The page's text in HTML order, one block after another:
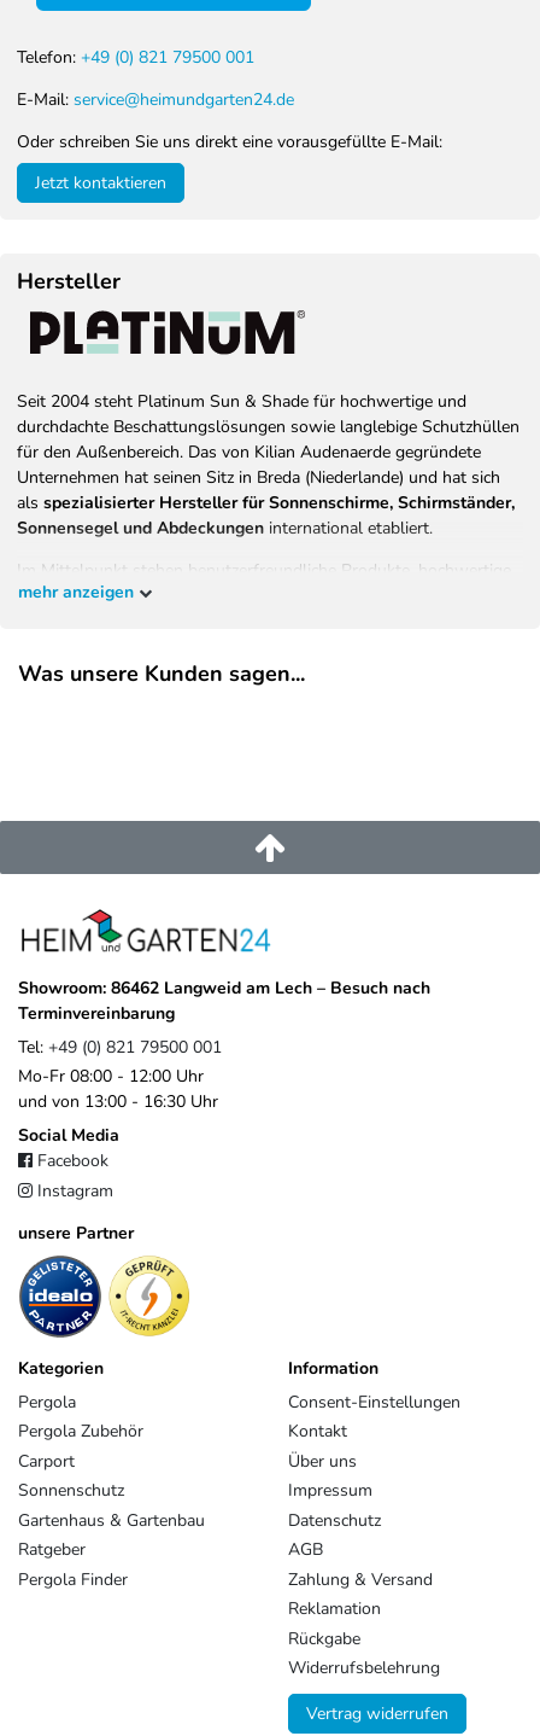
Telefon: +49 (0) 821 79500 001
E-Mail: service@heimundgarten24.de
Oder schreiben Sie uns direkt eine vorausgefüllte E-Mail:
Jetzt kontaktieren
Hersteller
Seit 2004 steht Platinum Sun & Shade für hochwertige und
durchdachte Beschattungslösungen sowie langlebige Schutzhüllen
für den Außenbereich. Das von Kilian Audenaerde gegründete
Unternehmen hat seinen Sitz in Breda (Niederlande) und hat sich
als spezialisierter Hersteller für Sonnenschirme, Schirmständer,
Sonnensegel und Abdeckungen international etabliert.
Im Mittelpunkt stehen benutzerfreundliche Produkte, hochwertige
Materialien und eine konsequente Ausrichtung auf Langlebigkeit,
Terrasse oder dem Balkon entspannt, sicher und stilvoll zu
Ergebnis ist eine vielseitige, innovative Kollektion, die
Funktionalität, Design und Qualität
Platinum B.V.
Asselbergsstraat
4815Breda Niederlande
sales@platinum.nl
+31 76 572 0878
mehr anzeigen
Was unsere Kunden sagen...
Showroom: 86462 Langweid am Lech – Besuch nach
Terminvereinbarung
Tel: +49 (0) 821 79500 001
Mo-Fr 08:00 - 12:00 Uhr
und von 13:00 - 16:30 Uhr
Social Media
Facebook
Instagram
unsere Partner
Kategorien
Pergola
Pergola Zubehör
Carport
Sonnenschutz
Gartenhaus & Gartenbau
Ratgeber
Pergola Finder
Information
Consent-Einstellungen
Kontakt
Über uns
Impressum
Datenschutz
AGB
Zahlung & Versand
Reklamation
Rückgabe
Widerrufsbelehrung
Vertrag widerrufen